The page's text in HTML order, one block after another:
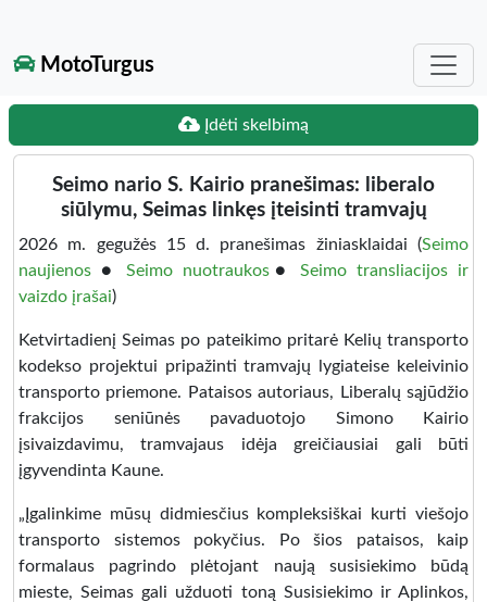
MotoTurgus
Įdėti skelbimą
Seimo nario S. Kairio pranešimas: liberalo
siūlymu, Seimas linkęs įteisinti tramvajų
2026 m. gegužės 15 d. pranešimas žiniasklaidai(Seimo
naujienos ●Seimo nuotraukos ●Seimo transliacijos ir
vaizdo įrašai)
Ketvirtadienį Seimas po pateikimo pritarė Kelių transporto
kodekso projektui pripažinti tramvajų lygiateise keleivinio
transporto priemone. Pataisos autoriaus, Liberalų sąjūdžio
frakcijos seniūnės pavaduotojo Simono Kairio
įsivaizdavimu, tramvajaus idėja greičiausiai gali būti
įgyvendinta Kaune.
„Įgalinkime mūsų didmiesčius kompleksiškai kurti viešojo
transporto sistemos pokyčius. Po šios pataisos, kaip
formalaus pagrindo plėtojant naują susisiekimo būdą
mieste, Seimas gali užduoti toną Susisiekimo ir Aplinkos,